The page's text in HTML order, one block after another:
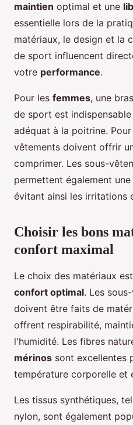
maintien optimal et une
essentielle lors de la
matériaux, le design et la
de sport influencent
votre performance.
Pour les femmes, une
de sport est
adéquat à la poitrine.
vêtements doivent offrir
comprimer. Les sous-
permettent également une
évitant ainsi les irritations
Choisir les bons
confort maximal
Le choix des matériaux
confort optimal. Les
doivent être faits de
offrent respirabilité,
l'humidité. Les fibres
mérinos sont excellentes
température corporelle et
Les tissus synthétiques,
nylon, sont également